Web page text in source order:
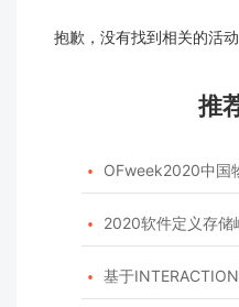
抱歉，没有找到相关的活
推
 OFweek2020中国
 2020软件定义存储
 基于INTERACTION数